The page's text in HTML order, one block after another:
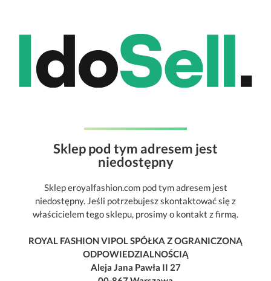
Sklep pod tym adresem jest
niedostępny
Sklep eroyalfashion.com pod tym adresem jest
niedostępny. Jeśli potrzebujesz skontaktować się z
właścicielem tego sklepu, prosimy o kontakt z firmą.
ROYAL FASHION VIPOL SPÓŁKA Z OGRANICZONĄ
ODPOWIEDZIALNOŚCIĄ
Aleja Jana Pawła II 27